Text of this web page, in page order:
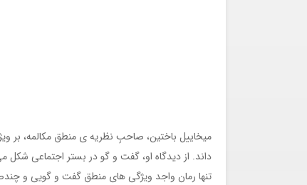
میخاییل باختین، صاحبِ نظریه ی منطق مکالمه، بر
داند. از دیدگاه او، گفت و گو در بستر اجتماعی شکل
تنها رمان واجد ویژگی های منطق گفت و گویی و